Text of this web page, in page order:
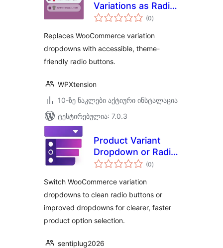
Variations as Radio
Buttons for (0საერთო
რეიტინგი
)
Replaces WooCommerce variation
dropdowns with accessible, theme-
friendly radio buttons.
WPXtension
10-ზე ნაკლები აქტიური ინსტალაცია
ტესტირებულია: 7.0.3
Product Variant
Dropdown or Radio
Button for
(0საერთო
რეიტინგი
)
Switch WooCommerce variation
dropdowns to clean radio buttons or
improved dropdowns for clearer, faster
product option selection.
sentiplug2026